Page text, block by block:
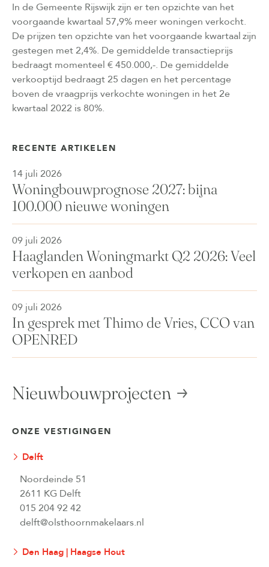
In de Gemeente Rijswijk zijn er ten opzichte van het
voorgaande kwartaal 57,9% meer woningen verkocht.
De prijzen ten opzichte van het voorgaande kwartaal zijn
gestegen met 2,4%. De gemiddelde transactieprijs
bedraagt momenteel € 450.000,-. De gemiddelde
verkooptijd bedraagt 25 dagen en het percentage
boven de vraagprijs verkochte woningen in het 2e
kwartaal 2022 is 80%.
RECENTE ARTIKELEN
14 juli 2026
Woningbouwprognose 2027: bijna
100.000 nieuwe woningen
09 juli 2026
Haaglanden Woningmarkt Q2 2026: Veel
verkopen en aanbod
09 juli 2026
In gesprek met Thimo de Vries, CCO van
OPENRED
Nieuwbouwprojecten
ONZE VESTIGINGEN
Delft
Noordeinde 51
2611 KG Delft
015 204 92 42
delft@olsthoornmakelaars.nl
Den Haag | Haagse Hout